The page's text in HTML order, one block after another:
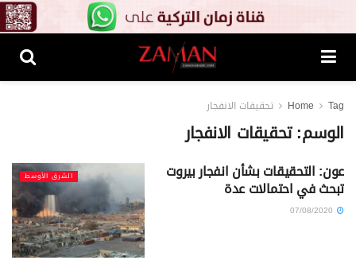
Home Tag تحقيقات الانفجار
الوسم:تحقيقات الانفجار
الشرق الأوسط عون: التحقيقات بشأن انفجار بيروت
تبحث في احتمالات عدة